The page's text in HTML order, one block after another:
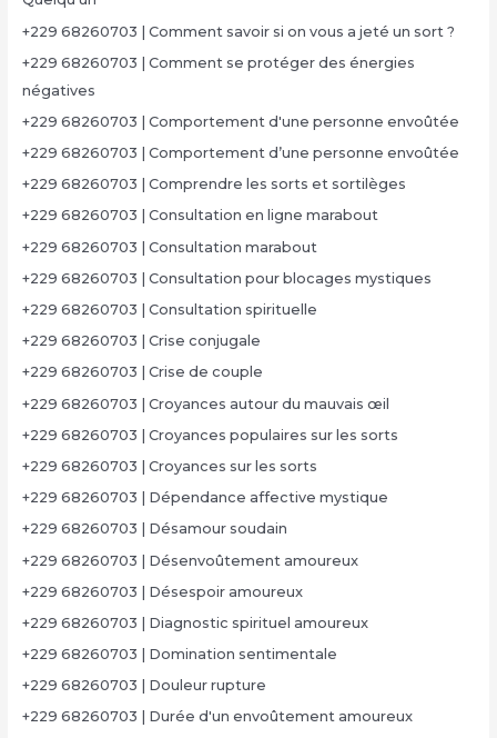
+229 68260703 | Comment savoir si on vous a jeté un sort ?
+229 68260703 | Comment se protéger des énergies
négatives
+229 68260703 | Comportement d'une personne envoûtée
+229 68260703 | Comportement d’une personne envoûtée
+229 68260703 | Comprendre les sorts et sortilèges
+229 68260703 | Consultation en ligne marabout
+229 68260703 | Consultation marabout
+229 68260703 | Consultation pour blocages mystiques
+229 68260703 | Consultation spirituelle
+229 68260703 | Crise conjugale
+229 68260703 | Crise de couple
+229 68260703 | Croyances autour du mauvais œil
+229 68260703 | Croyances populaires sur les sorts
+229 68260703 | Croyances sur les sorts
+229 68260703 | Dépendance affective mystique
+229 68260703 | Désamour soudain
+229 68260703 | Désenvoûtement amoureux
+229 68260703 | Désespoir amoureux
+229 68260703 | Diagnostic spirituel amoureux
+229 68260703 | Domination sentimentale
+229 68260703 | Douleur rupture
+229 68260703 | Durée d'un envoûtement amoureux